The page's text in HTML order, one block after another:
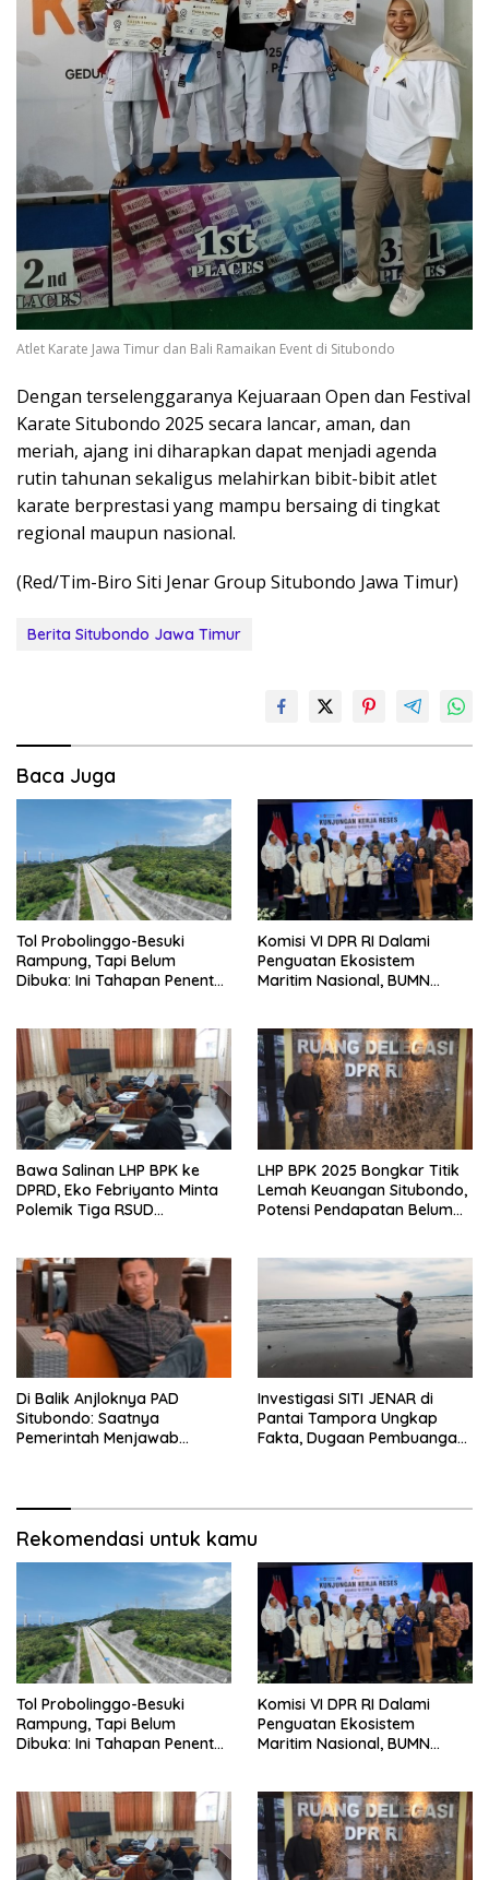
Atlet Karate Jawa Timur dan Bali Ramaikan Event di Situbondo
Dengan terselenggaranya Kejuaraan Open dan Festival
Karate Situbondo 2025 secara lancar, aman, dan
meriah, ajang ini diharapkan dapat menjadi agenda
rutin tahunan sekaligus melahirkan bibit-bibit atlet
karate berprestasi yang mampu bersaing di tingkat
regional maupun nasional.
(Red/Tim-Biro Siti Jenar Group Situbondo Jawa Timur)
Berita Situbondo Jawa Timur
Baca Juga
Tol Probolinggo-Besuki
Rampung, Tapi Belum
Dibuka: Ini Tahapan Penentu
Komisi VI DPR RI Dalami
Penguatan Ekosistem
Maritim Nasional, BUMN
Bawa Salinan LHP BPK ke
DPRD, Eko Febriyanto Minta
Polemik Tiga RSUD
LHP BPK 2025 Bongkar Titik
Lemah Keuangan Situbondo,
Potensi Pendapatan Belum
Di Balik Anjloknya PAD
Situbondo: Saatnya
Pemerintah Menjawab
Investigasi SITI JENAR di
Pantai Tampora Ungkap
Fakta, Dugaan Pembuangan
Rekomendasi untuk kamu
Tol Probolinggo-Besuki
Rampung, Tapi Belum
Dibuka: Ini Tahapan Penentu
Komisi VI DPR RI Dalami
Penguatan Ekosistem
Maritim Nasional, BUMN